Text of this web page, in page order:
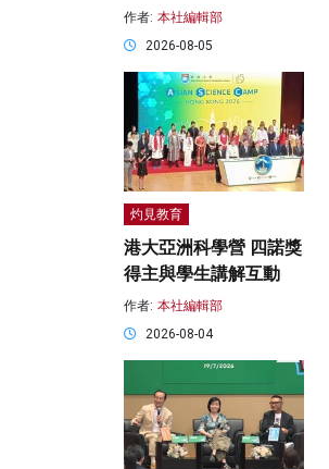
作者: 本社編輯部
2026-08-05
灼見教育
港大亞洲科學營 四諾獎
得主與學生講解互動
作者: 本社編輯部
2026-08-04